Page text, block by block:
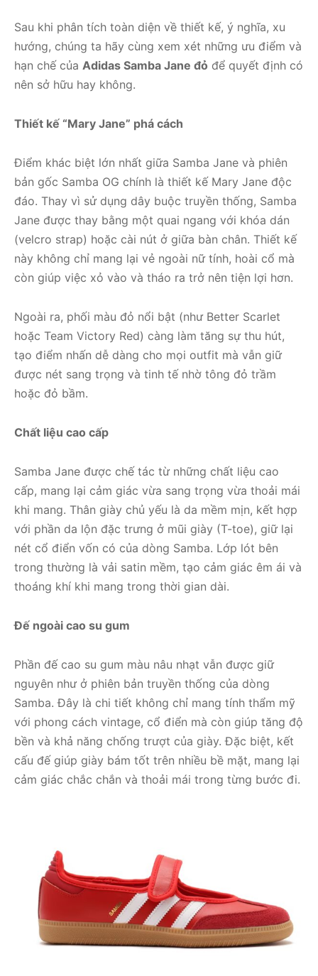
Sau khi phân tích toàn diện về thiết kế, ý nghĩa, xu
hướng, chúng ta hãy cùng xem xét những ưu điểm và
hạn chế của Adidas Samba Jane đỏ để quyết định có
nên sở hữu hay không.
Thiết kế “Mary Jane” phá cách
Điểm khác biệt lớn nhất giữa Samba Jane và phiên
bản gốc Samba OG chính là thiết kế Mary Jane độc
đáo. Thay vì sử dụng dây buộc truyền thống, Samba
Jane được thay bằng một quai ngang với khóa dán
(velcro strap) hoặc cài nút ở giữa bàn chân. Thiết kế
này không chỉ mang lại vẻ ngoài nữ tính, hoài cổ mà
còn giúp việc xỏ vào và tháo ra trở nên tiện lợi hơn.
Ngoài ra, phối màu đỏ nổi bật (như Better Scarlet
hoặc Team Victory Red) càng làm tăng sự thu hút,
tạo điểm nhấn dễ dàng cho mọi outfit mà vẫn giữ
được nét sang trọng và tinh tế nhờ tông đỏ trầm
hoặc đỏ bầm.
Chất liệu cao cấp
Samba Jane được chế tác từ những chất liệu cao
cấp, mang lại cảm giác vừa sang trọng vừa thoải mái
khi mang. Thân giày chủ yếu là da mềm mịn, kết hợp
với phần da lộn đặc trưng ở mũi giày (T-toe), giữ lại
nét cổ điển vốn có của dòng Samba. Lớp lót bên
trong thường là vải satin mềm, tạo cảm giác êm ái và
thoáng khí khi mang trong thời gian dài.
Đế ngoài cao su gum
Phần đế cao su gum màu nâu nhạt vẫn được giữ
nguyên như ở phiên bản truyền thống của dòng
Samba. Đây là chi tiết không chỉ mang tính thẩm mỹ
với phong cách vintage, cổ điển mà còn giúp tăng độ
bền và khả năng chống trượt của giày. Đặc biệt, kết
cấu đế giúp giày bám tốt trên nhiều bề mặt, mang lại
cảm giác chắc chắn và thoải mái trong từng bước đi.